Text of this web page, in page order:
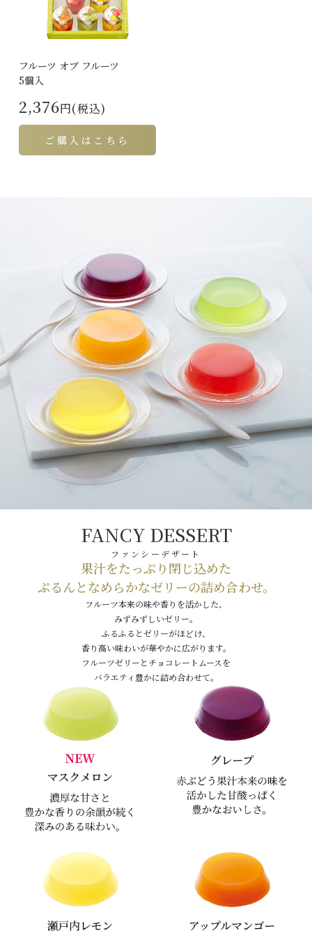
フルーツ オブ フルーツ
5個入
2,376円(税込)
ご購入はこちら
FANCY DESSERT
ファンシーデザート
果汁をたっぷり閉じ込めた
ぷるんとなめらかなゼリーの詰め合わせ。
フルーツ本来の味や香りを活かした、
みずみずしいゼリー。
ふるふるとゼリーがほどけ、
香り高い味わいが華やかに広がります。
フルーツゼリーとチョコレートムースを
バラエティ豊かに詰め合わせて。